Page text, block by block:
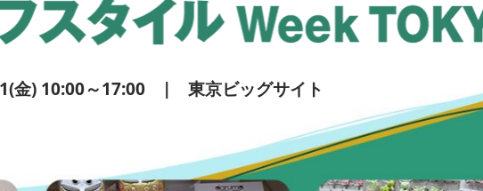
DESIGN TOKYO - 国際 デザ
イン製品展 -
インバウンド向けグッズ
“ときめく“デザインパッケー
ジEXPO
金) 10:00～17:00 | 東京ビッグサイト